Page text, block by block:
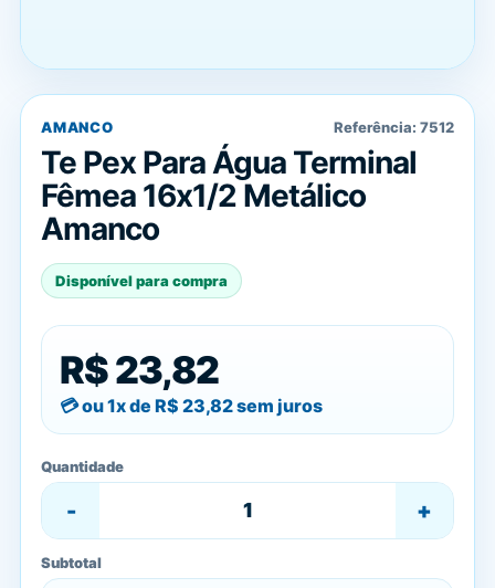
AMANCO Referência: 7512
Te Pex Para Água Terminal
Fêmea 16x1/2 Metálico
Amanco
Disponível para compra
R$ 23,82
ou 1x de R$ 23,82sem juros
Quantidade
- +
Subtotal